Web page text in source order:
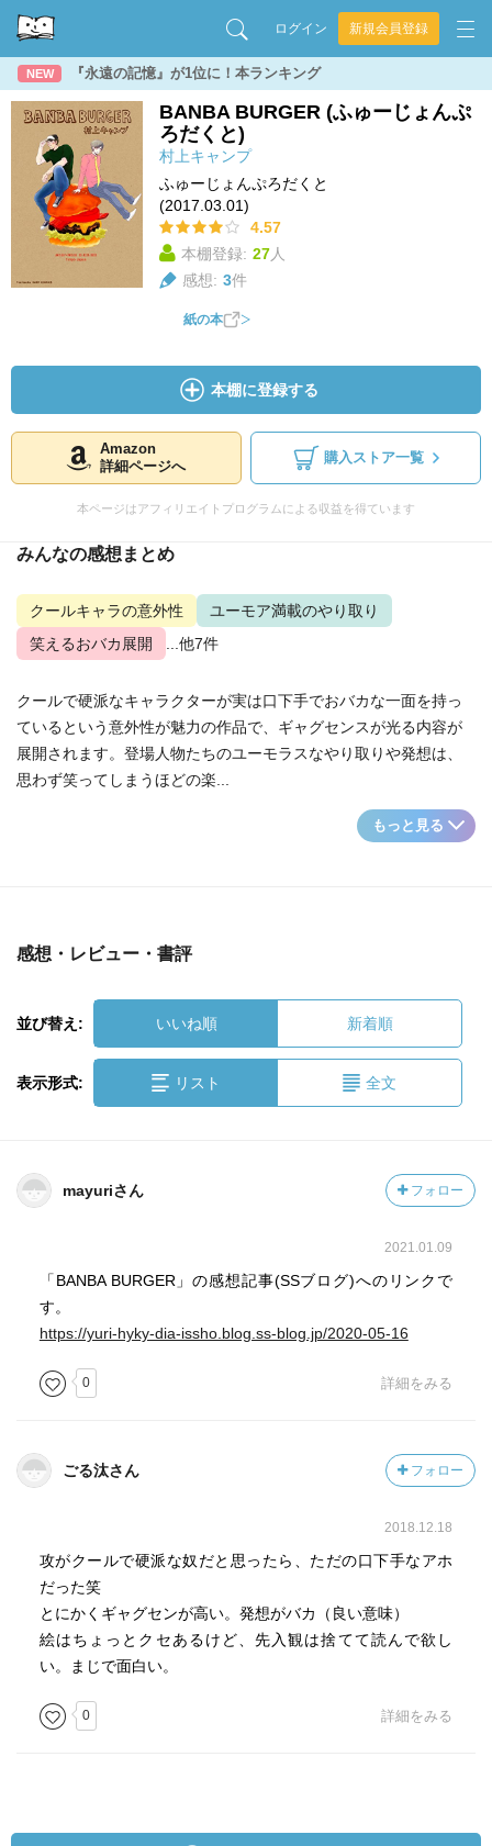
ログイン 新規会員登録
NEW 『永遠の記憶』が1位に！本ランキング
BANBA BURGER (ふゅーじょんぷ
ろだくと)
村上キャンプ
ふゅーじょんぷろだくと
(2017.03.01)
4.57
本棚登録: 27人
感想: 3件
紙の本
本棚に登録する
Amazon
詳細ページへ
購入ストア一覧
本ページはアフィリエイトプログラムによる収益を得ています
みんなの感想まとめ
クールキャラの意外性
ユーモア満載のやり取り
笑えるおバカ展開
...他7件
クールで硬派なキャラクターが実は口下手でおバカな一面を持っ
ているという意外性が魅力の作品で、ギャグセンスが光る内容が
展開されます。登場人物たちのユーモラスなやり取りや発想は、
思わず笑ってしまうほどの楽...
もっと見る
感想・レビュー・書評
並び替え: いいね順 新着順
表示形式: リスト 全文
mayuriさん フォロー
2021.01.09
「BANBA BURGER」の感想記事(SSブログ)へのリンクで
す。
https://yuri-hyky-dia-issho.blog.ss-blog.jp/2020-05-16
0 詳細をみる
ごる汰さん フォロー
2018.12.18
攻がクールで硬派な奴だと思ったら、ただの口下手なアホ
だった笑
とにかくギャグセンが高い。発想がバカ（良い意味）
絵はちょっとクセあるけど、先入観は捨てて読んで欲し
い。まじで面白い。
0 詳細をみる